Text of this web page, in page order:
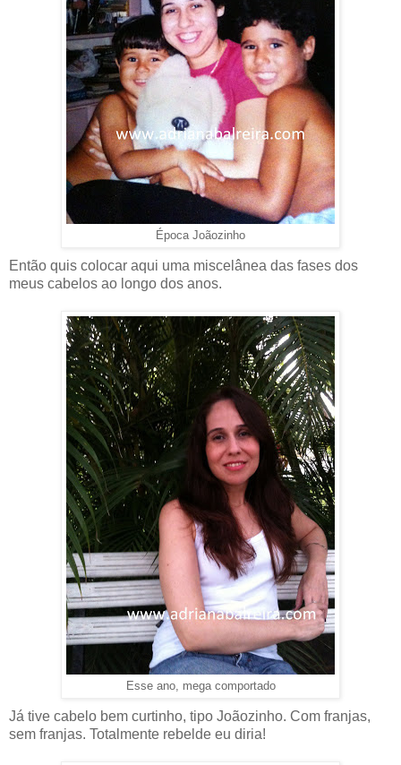
Época Joãozinho
Então quis colocar aqui uma miscelânea das fases dos
meus cabelos ao longo dos anos.
Esse ano, mega comportado
Já tive cabelo bem curtinho, tipo Joãozinho. Com franjas,
sem franjas. Totalmente rebelde eu diria!